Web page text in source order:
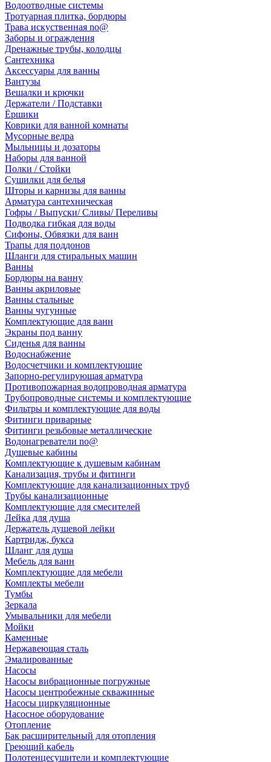
Водоотводные системы
Тротуарная плитка, бордюры
Трава искуственная no@
Заборы и ограждения
Дренажные трубы, колодцы
Сантехника
Аксессуары для ванны
Вантузы
Вешалки и крючки
Держатели / Подставки
Ёршики
Коврики для ванной комнаты
Мусорные ведра
Мыльницы и дозаторы
Наборы для ванной
Полки / Стойки
Сушилки для белья
Шторы и карнизы для ванны
Арматура сантехническая
Гофры / Выпуски/ Сливы/ Переливы
Подводка гибкая для воды
Сифоны, Обвязки для ванн
Трапы для поддонов
Шланги для стиральных машин
Ванны
Бордюры на ванну
Ванны акриловые
Ванны стальные
Ванны чугунные
Комплектующие для ванн
Экраны под ванну
Сиденья для ванны
Водоснабжение
Водосчетчики и комплектующие
Запорно-регулирующая арматура
Противопожарная водопроводная арматура
Трубопроводные системы и комплектующие
Фильтры и комплектующие для воды
Фитинги приварные
Фитинги резьбовые металлические
Водонагреватели no@
Душевые кабины
Комплектующие к душевым кабинам
Канализация, трубы и фитинги
Комплектующие для канализационных труб
Трубы канализационные
Комплектующие для смесителей
Лейка для душа
Держатель душевой лейки
Картридж, букса
Шланг для душа
Мебель для ванн
Комплектующие для мебели
Комплекты мебели
Тумбы
Зеркала
Умывальники для мебели
Мойки
Каменные
Нержавеющая сталь
Эмалированные
Насосы
Насосы вибрационные погружные
Насосы центробежные скважинные
Насосы циркуляционные
Насосное оборудование
Отопление
Бак расширительный для отопления
Греющий кабель
Полотенцесушители и комплектующие